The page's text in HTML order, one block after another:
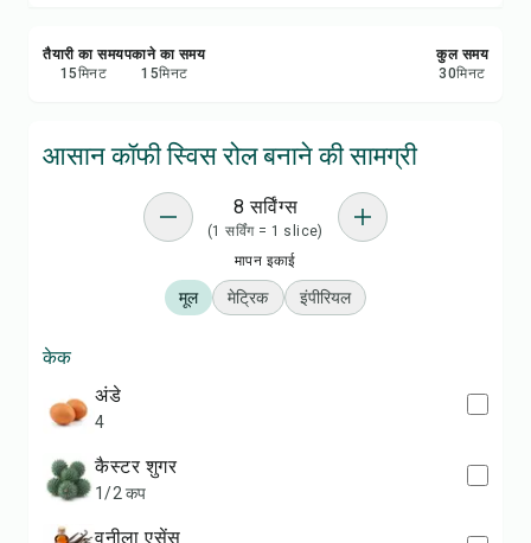
तैयारी का समय
15मिनट
पकाने का समय
15मिनट
कुल समय
30मिनट
आसान कॉफी स्विस रोल बनाने की सामग्री
8 सर्विंग्स
(1 सर्विंग = 1 slice)
मापन इकाई
मूल मेट्रिक इंपीरियल
केक
अंडे
4
कैस्टर शुगर
1/2 कप
वनीला एसेंस